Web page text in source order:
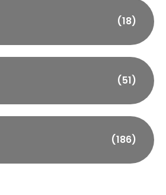
(18)
(51)
(186)